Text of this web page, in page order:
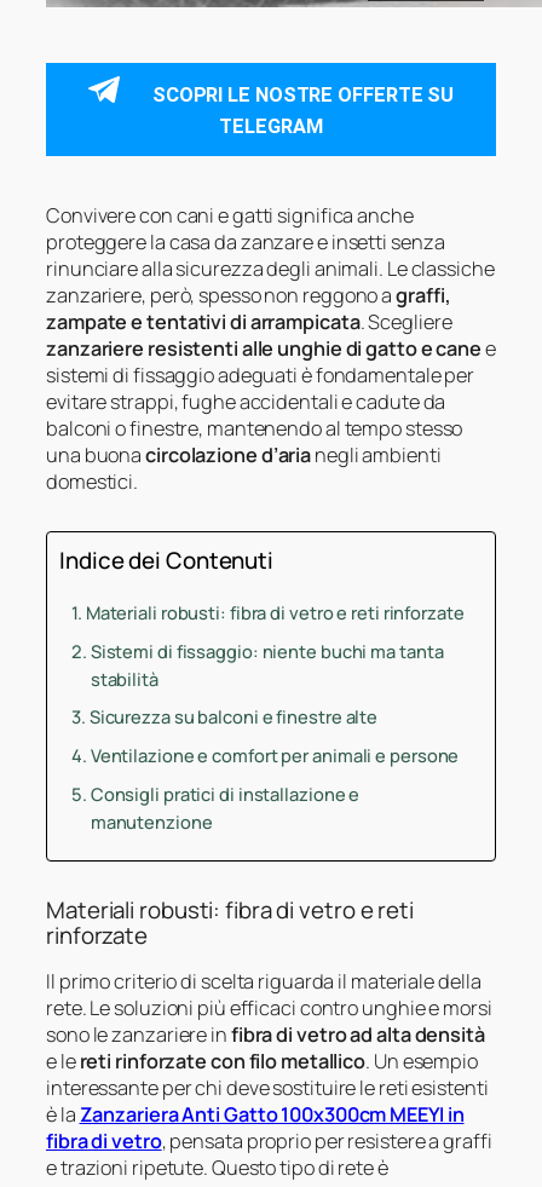
SCOPRI LE NOSTRE OFFERTE SU
TELEGRAM
Convivere con cani e gatti significa anche
proteggere la casa da zanzare e insetti senza
rinunciare alla sicurezza degli animali. Le classiche
zanzariere, però, spesso non reggono agraffi,
zampate e tentativi di arrampicata. Scegliere
zanzariere resistenti alle unghie di gatto e canee
sistemi di fissaggio adeguati è fondamentale per
evitare strappi, fughe accidentali e cadute da
balconi o finestre, mantenendo al tempo stesso
una buonacircolazione d’arianegli ambienti
domestici.
Indice dei Contenuti
Materiali robusti: fibra di vetro e reti rinforzate
Sistemi di fissaggio: niente buchi ma tanta
stabilità
Sicurezza su balconi e finestre alte
Ventilazione e comfort per animali e persone
Consigli pratici di installazione e
manutenzione
Materiali robusti: fibra di vetro e reti
rinforzate
Il primo criterio di scelta riguarda il materiale della
rete. Le soluzioni più efficaci contro unghie e morsi
sono le zanzariere infibra di vetro ad alta densità
e lereti rinforzate con filo metallico. Un esempio
interessante per chi deve sostituire le reti esistenti
è la Zanzariera Anti Gatto 100x300cm MEEYI in
fibra di vetro, pensata proprio per resistere a graffi
e trazioni ripetute. Questo tipo di rete è